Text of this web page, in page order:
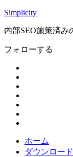
Simplicity
内部SEO施策済み
フォローする
ホーム
ダウンロード